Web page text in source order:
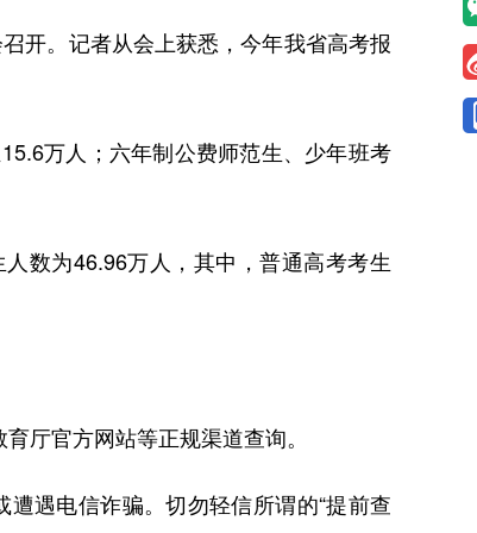
开。记者从会上获悉，今年我省高考报
万人；六年制公费师范生、少年班考
数为46.96万人，其中，普通高考考生
厅官方网站等正规渠道查询。
遇电信诈骗。切勿轻信所谓的“提前查